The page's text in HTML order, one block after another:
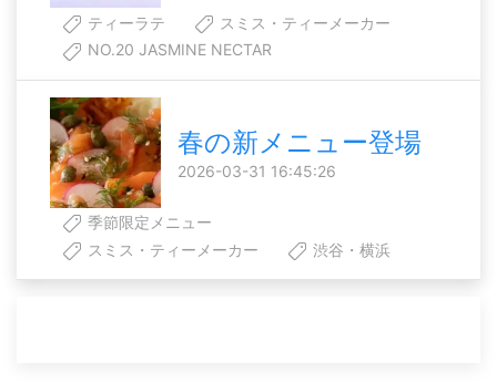
ティーラテ
スミス・ティーメーカー
NO.20 JASMINE NECTAR
春の新メニュー登場
2026-03-31 16:45:26
季節限定メニュー
スミス・ティーメーカー
渋谷・横浜